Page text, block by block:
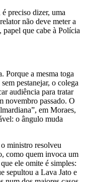
preciso dizer, uma
não deve meter a
papel que cabe à Polícia
Porque a mesma toga
pestanejar, o colega
audiência para tratar
novembro passado. O
em Moraes,
o ângulo muda
ministro resolveu
como quem invoca um
ele omite é simples:
sepultou a Lava Jato e